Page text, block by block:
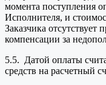
момента поступления
Исполнителя, и
Заказчика
компенсации за
5.5. Датой оплаты
средств на расчетный